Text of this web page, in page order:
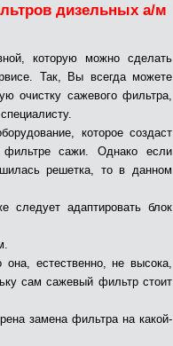
дизельных а/м
которую можно сделать
Так, Вы всегда можете
очистку сажевого фильтра,
которое создаст
фильтре сажи. Однако если
решетка, то в данном
следует адаптировать блок
она, естественно, не высока,
сам сажевый фильтр стоит
замена фильтра на какой-